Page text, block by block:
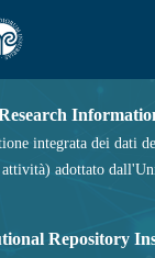
integrata dei dati
adottato
Repository